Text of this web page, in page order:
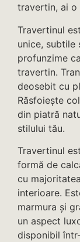
travertin, ai o
Travertinul
unice, subtile
profunzime
travertin.
deosebit cu
Răsfoiește
din piatră
stilului tău.
Travertinul
formă de
cu
interioare.
marmura și
un aspect
disponibil